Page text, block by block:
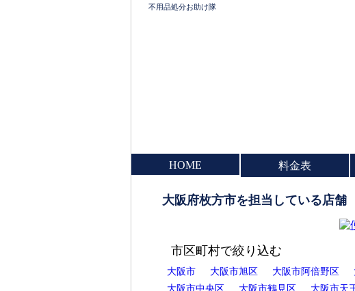
不用品処分お助け隊
HOME 料金表
大阪府枚方市を担当している店舗
市区町村で絞り込む
大阪市 大阪市旭区 大阪市阿倍野区
大阪市中央区
大阪市鶴見区 大阪市天